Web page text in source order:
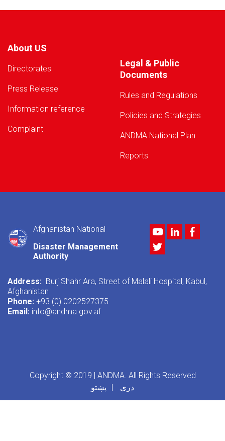
About US
Directorates
Press Release
Information reference
Complaint
Legal & Public
Documents
Rules and Regulations
Policies and Strategies
ANDMA National Plan
Reports
Afghanistan National
Disaster Management
Authority
YoutubeLinkedIn
Twitter
Address: Burj Shahr Ara, Street of Malali Hospital, Kabul,
Afghanistan
Phone: +93 (0) 0202527375
Email: info@andma.gov.af
Copyright © 2019 | ANDMA. All Rights Reserved
پښتو
دری